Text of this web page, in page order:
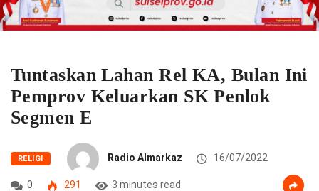
Tuntaskan Lahan Rel KA, Bulan Ini
Pemprov Keluarkan SK Penlok
Segmen E
RELIGI Radio Almarkaz 16/07/2022
0 291 3 minutes read